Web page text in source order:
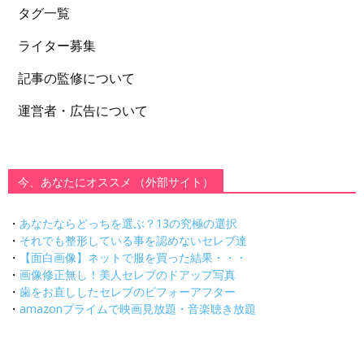
タグ一覧
ライター募集
記事の監修について
運営者・広告について
今、あなたにオススメ （外部サイト）
・ あなたならどっちを選ぶ？13の究極の選択
・ それでも整形している事を認めないセレブ達
・
【面白画像】ネットで服を買った結果・・・
・ 画像修正無し！美人セレブのドアップ写真
・ 歯をお直ししたセレブのビフォーアフター
・ amazonプライムで映画見放題・音楽聴き放題